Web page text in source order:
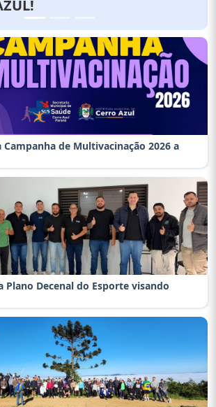
2026 a partir de 3 de
de Multivacinação 2026 a
Decenal do Esporte visando